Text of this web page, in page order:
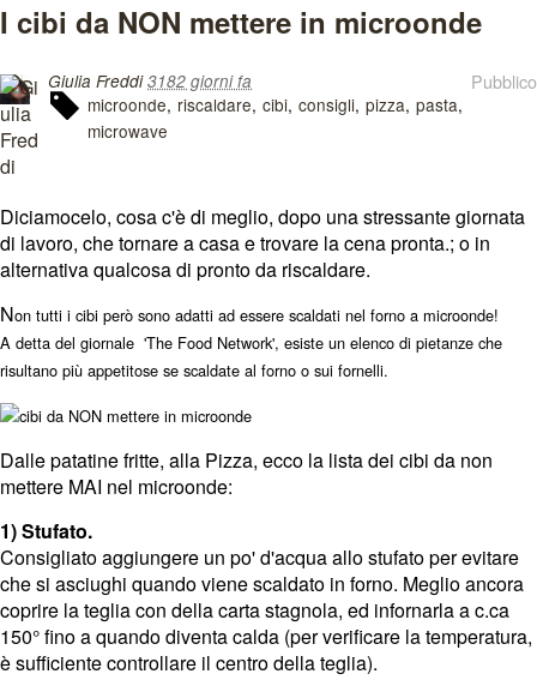
I cibi da NON mettere in microonde
Pubblico
Giulia Freddi 3182 giorni fa
microonde riscaldare cibi consigli pizza pasta
microwave
Diciamocelo, cosa c'è di meglio, dopo una stressante giornata
di lavoro, che tornare a casa e trovare la cena pronta.; o in
alternativa qualcosa di pronto da riscaldare.
Non tutti i cibi però sono adatti ad essere scaldati nel forno a microonde!
A detta del giornale 'The Food Network', esiste un elenco di pietanze che
risultano più appetitose se scaldate al forno o sui fornelli.
Dalle patatine fritte, alla Pizza, ecco la lista dei cibi da non
mettere MAI nel microonde:
1) Stufato.
Consigliato aggiungere un po' d'acqua allo stufato per evitare
che si asciughi quando viene scaldato in forno. Meglio ancora
coprire la teglia con della carta stagnola, ed infornarla a c.ca
150° fino a quando diventa calda (per verificare la temperatura,
è sufficiente controllare il centro della teglia).